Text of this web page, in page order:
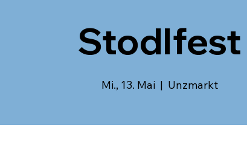
Stodlfest
Mi., 13. Mai
  |
Unzmarkt